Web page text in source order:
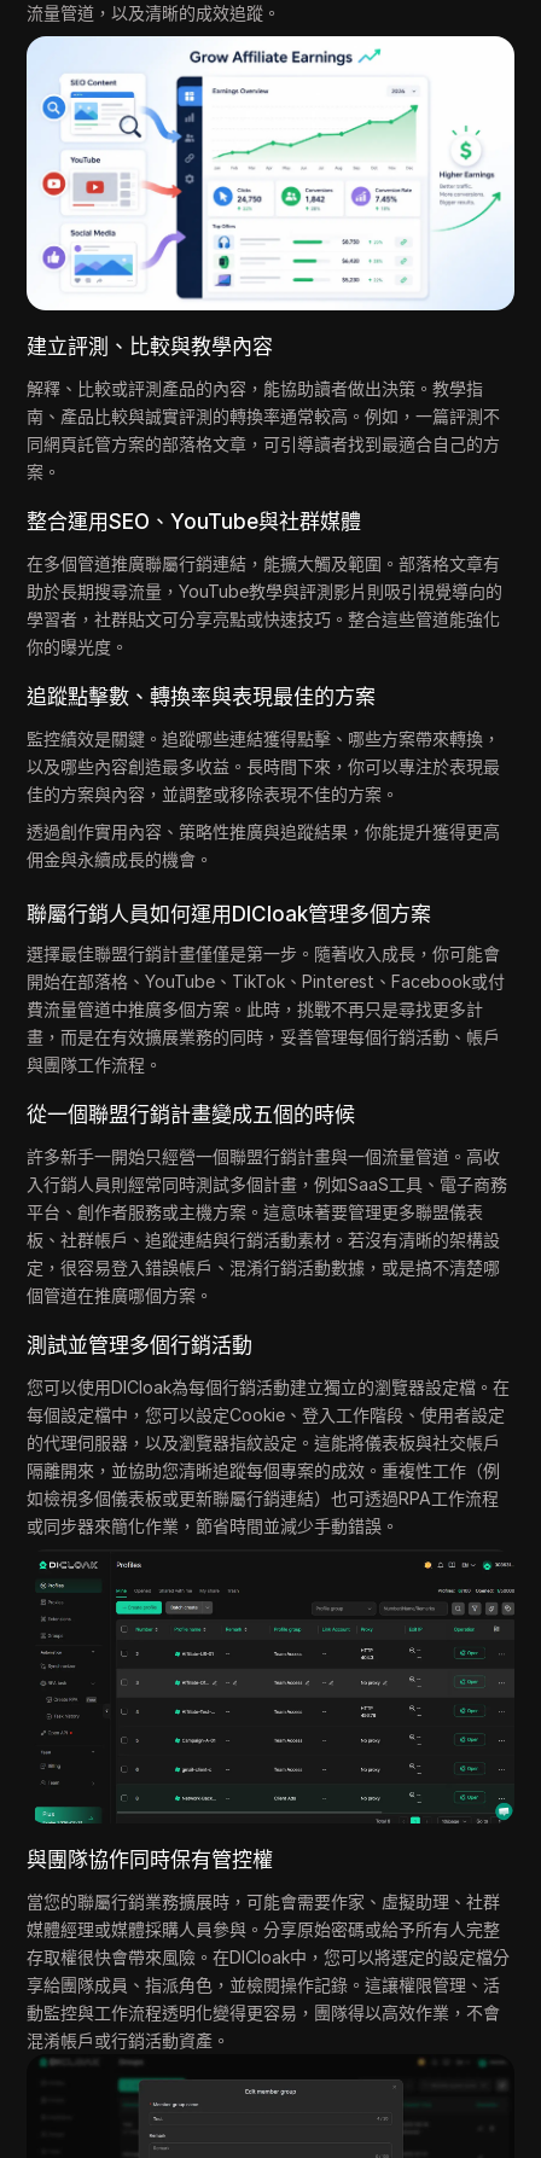
流量管道，以及清晰的成效追蹤。
建立評測、比較與教學內容
解釋、比較或評測產品的內容，能協助讀者做出決策。教學指
南、產品比較與誠實評測的轉換率通常較高。例如，一篇評測不
同網頁託管方案的部落格文章，可引導讀者找到最適合自己的方
案。
整合運用SEO、YouTube與社群媒體
在多個管道推廣聯屬行銷連結，能擴大觸及範圍。部落格文章有
助於長期搜尋流量，YouTube教學與評測影片則吸引視覺導向的
學習者，社群貼文可分享亮點或快速技巧。整合這些管道能強化
你的曝光度。
追蹤點擊數、轉換率與表現最佳的方案
監控績效是關鍵。追蹤哪些連結獲得點擊、哪些方案帶來轉換，
以及哪些內容創造最多收益。長時間下來，你可以專注於表現最
佳的方案與內容，並調整或移除表現不佳的方案。
透過創作實用內容、策略性推廣與追蹤結果，你能提升獲得更高
佣金與永續成長的機會。
聯屬行銷人員如何運用DICloak管理多個方案
選擇最佳聯盟行銷計畫僅僅是第一步。隨著收入成長，你可能會
開始在部落格、YouTube、TikTok、Pinterest、Facebook或付
費流量管道中推廣多個方案。此時，挑戰不再只是尋找更多計
畫，而是在有效擴展業務的同時，妥善管理每個行銷活動、帳戶
與團隊工作流程。
從一個聯盟行銷計畫變成五個的時候
許多新手一開始只經營一個聯盟行銷計畫與一個流量管道。高收
入行銷人員則經常同時測試多個計畫，例如SaaS工具、電子商務
平台、創作者服務或主機方案。這意味著要管理更多聯盟儀表
板、社群帳戶、追蹤連結與行銷活動素材。若沒有清晰的架構設
定，很容易登入錯誤帳戶、混淆行銷活動數據，或是搞不清楚哪
個管道在推廣哪個方案。
測試並管理多個行銷活動
您可以使用DICloak為每個行銷活動建立獨立的瀏覽器設定檔。在
每個設定檔中，您可以設定Cookie、登入工作階段、使用者設定
的代理伺服器，以及瀏覽器指紋設定。這能將儀表板與社交帳戶
隔離開來，並協助您清晰追蹤每個專案的成效。重複性工作（例
如檢視多個儀表板或更新聯屬行銷連結）也可透過RPA工作流程
或同步器來簡化作業，節省時間並減少手動錯誤。
與團隊協作同時保有管控權
當您的聯屬行銷業務擴展時，可能會需要作家、虛擬助理、社群
媒體經理或媒體採購人員參與。分享原始密碼或給予所有人完整
存取權很快會帶來風險。在DICloak中，您可以將選定的設定檔分
享給團隊成員、指派角色，並檢閱操作記錄。這讓權限管理、活
動監控與工作流程透明化變得更容易，團隊得以高效作業，不會
混淆帳戶或行銷活動資產。